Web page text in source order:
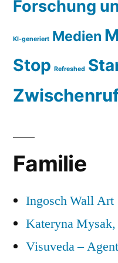
Forschung
KI-generiert Medien
Stop Refreshed
Familie
Ingosch Wall Art
Kateryna
Visuveda –